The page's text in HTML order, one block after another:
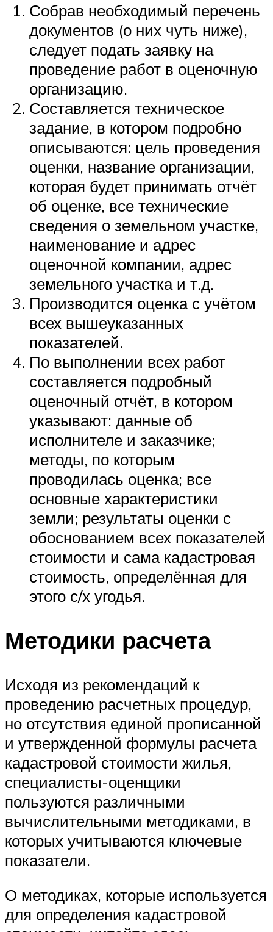
Собрав необходимый перечень
документов (о них чуть ниже),
следует подать заявку на
проведение работ в оценочную
организацию.
Составляется техническое
задание, в котором подробно
описываются: цель проведения
оценки, название организации,
которая будет принимать отчёт
об оценке, все технические
сведения о земельном участке,
наименование и адрес
оценочной компании, адрес
земельного участка и т.д.
Производится оценка с учётом
всех вышеуказанных
показателей.
По выполнении всех работ
составляется подробный
оценочный отчёт, в котором
указывают: данные об
исполнителе и заказчике;
методы, по которым
проводилась оценка; все
основные характеристики
земли; результаты оценки с
обоснованием всех показателей
стоимости и сама кадастровая
стоимость, определённая для
этого с/х угодья.
Методики расчета
Исходя из рекомендаций к
проведению расчетных процедур,
но отсутствия единой прописанной
и утвержденной формулы расчета
кадастровой стоимости жилья,
специалисты-оценщики
пользуются различными
вычислительными методиками, в
которых учитываются ключевые
показатели.
О методиках, которые используется
для определения кадастровой